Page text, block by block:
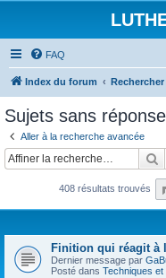
FAQ
Index du forum Rechercher
Sujets sans réponse
Aller à la recherche avancée
408 résultats trouvés
Finition qui réagit à
Dernier message par
Posté dans Techniques et